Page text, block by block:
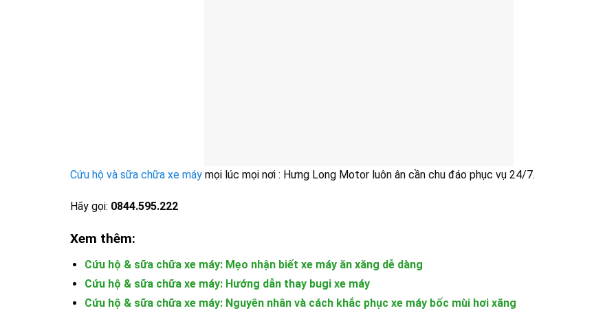
Cứu hộ và sữa chữa xe máy mọi lúc mọi nơi : Hưng Long Motor luôn ân cần chu đáo phục vụ 24/7.
Hãy gọi: 0844.595.222
Xem thêm:
Cứu hộ & sữa chữa xe máy: Mẹo nhận biết xe máy ăn xăng dễ dàng
Cứu hộ & sữa chữa xe máy: Hướng dẫn thay bugi xe máy
Cứu hộ & sữa chữa xe máy: Nguyên nhân và cách khắc phục xe máy bốc mùi hơi xăng